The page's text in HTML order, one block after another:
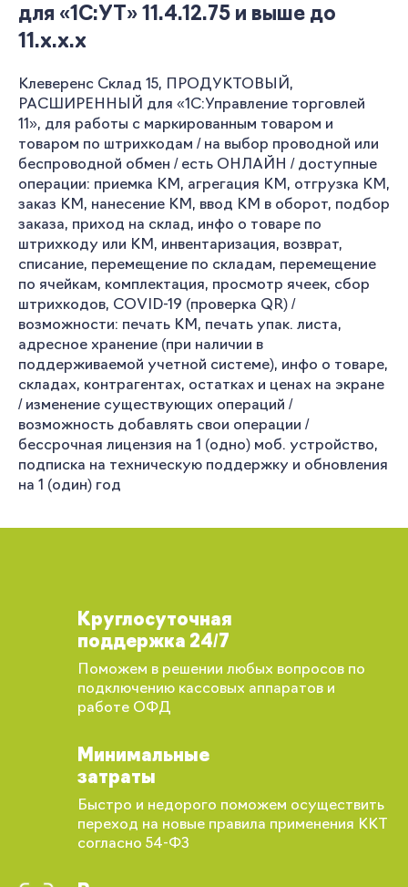
для «1С:УТ» 11.4.12.75 и выше до
11.x.x.x
Клеверенс Склад 15, ПРОДУКТОВЫЙ,
РАСШИРЕННЫЙ для «1С:Управление торговлей
11», для работы с маркированным товаром и
товаром по штрихкодам / на выбор проводной или
беспроводной обмен / есть ОНЛАЙН / доступные
операции: приемка КМ, агрегация КМ, отгрузка КМ,
заказ КМ, нанесение КМ, ввод КМ в оборот, подбор
заказа, приход на склад, инфо о товаре по
штрихкоду или КМ, инвентаризация, возврат,
списание, перемещение по складам, перемещение
по ячейкам, комплектация, просмотр ячеек, сбор
штрихкодов, COVID-19 (проверка QR) /
возможности: печать КМ, печать упак. листа,
адресное хранение (при наличии в
поддерживаемой учетной системе), инфо о товаре,
складах, контрагентах, остатках и ценах на экране
/ изменение существующих операций /
возможность добавлять свои операции /
бессрочная лицензия на 1 (одно) моб. устройство,
подписка на техническую поддержку и обновления
на 1 (один) год
Круглосуточная
поддержка 24/7
Поможем в решении любых вопросов по
подключению кассовых аппаратов и
работе ОФД
Минимальные
затраты
Быстро и недорого поможем осуществить
переход на новые правила применения ККТ
согласно 54-ФЗ